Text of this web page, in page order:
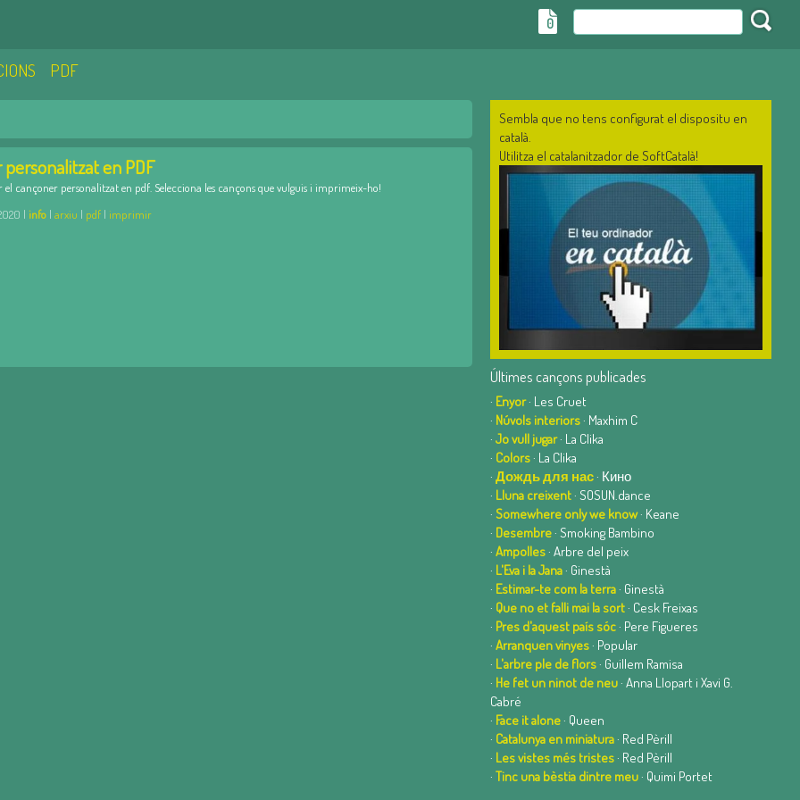
0
PDF
personalitzat en PDF
cançoner personalitzat en pdf. Selecciona les cançons que vulguis i imprimeix-ho!
| info| arxiu | pdf| imprimir
Sembla que no tens configurat el dispositu en
català.
Utilitza el catalanitzador de SoftCatalà!
Últimes cançons publicades
· Enyor· Les Cruet
· Núvols interiors· Maxhim C
· Jo vull jugar· La Clika
· Colors· La Clika
· Дождь для нас· Кино
· Lluna creixent· SOSUN.dance
· Somewhere only we know· Keane
· Desembre· Smoking Bambino
· Ampolles· Arbre del peix
· L'Eva i la Jana· Ginestà
· Estimar-te com la terra· Ginestà
· Que no et falli mai la sort· Cesk Freixas
· Pres d'aquest país sóc· Pere Figueres
· Arranquen vinyes· Popular
· L'arbre ple de flors· Guillem Ramisa
· He fet un ninot de neu· Anna Llopart i Xavi G.
Cabré
· Face it alone· Queen
· Catalunya en miniatura· Red Pèrill
· Les vistes més tristes· Red Pèrill
· Tinc una bèstia dintre meu· Quimi Portet